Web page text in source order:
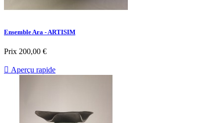
Ensemble Ara - ARTISIM
Prix 200,00 €
 Aperçu rapide